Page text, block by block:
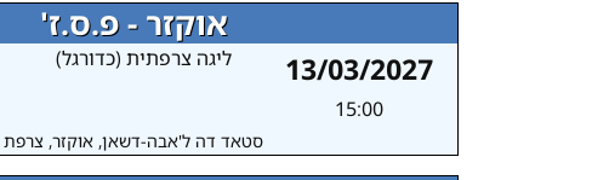
אוקזר - פ.ס.ז'
13/03/2027
15:00
ליגה צרפתית (כדורגל)
סטאד דה ל'אבה-דשאן, אוקזר, צרפת